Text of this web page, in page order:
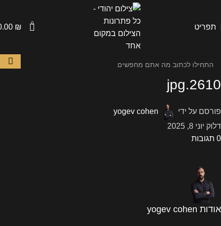
תפריט 0
₪
2610.jpg
פורסם על ידי
yogev cohen
דלוק יוני 8, 2025
0 תגובות
אודות yogev cohen